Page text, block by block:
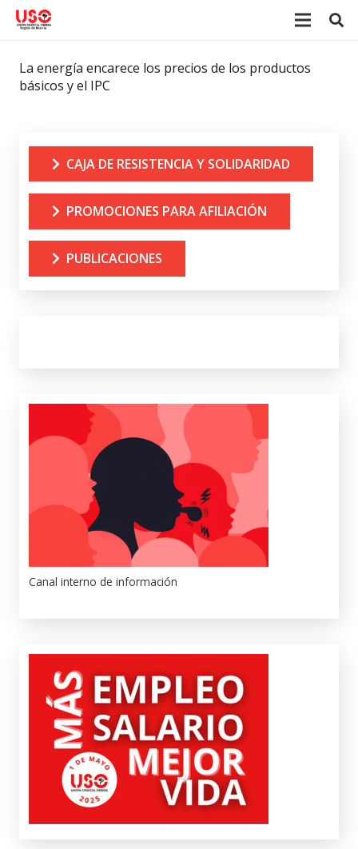
La energía encarece los precios de los productos
básicos y el IPC
CAJA DE RESISTENCIA Y SOLIDARIDAD
PROMOCIONES PARA AFILIACIÓN
PUBLICACIONES
Canal interno de información